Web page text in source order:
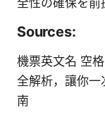
全性の確保を前
Sources:
機票英文名 空
全解析，讓你
南